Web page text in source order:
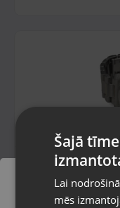
Certina DS
Rīga, Brīvības gatve
Stāvoklis Lietots
Šajā
Lai
mēs